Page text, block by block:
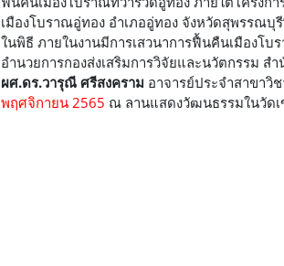
เมืองโบราณอู่ทอง อำเภออู่ทอง จังหวัดสุพรรณบุ
ในพิธี ภายในงานมีการเสวนาการฟื้นคืนเมืองโบ
อำนวยการกองส่งเสริมการวิจัยและนวัตกรรม ส
ผศ.ดร.วารุณี ศรีสงคราม อาจารย์ประจำสาขา
พฤศจิกายน 2565 ณ ลานแสดงวัฒนธรรมในวัดเ